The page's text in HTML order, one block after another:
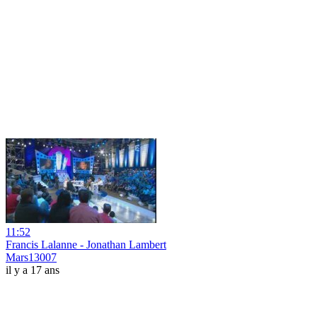
11:52
Francis Lalanne - Jonathan Lambert
Mars13007
il y a 17 ans